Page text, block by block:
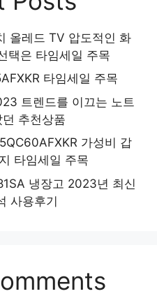
올레드 TV 압도적인 화
택은 타임세일 주목
타임세일 주목
트렌드를 이끄는 노트
추천상품
가성비 갑
타임세일 주목
냉장고 2023년 최신
사용후기